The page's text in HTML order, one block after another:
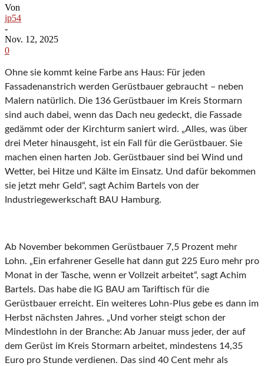
Von
jp54
-
Nov. 12, 2025
0
Ohne sie kommt keine Farbe ans Haus: Für jeden
Fassadenanstrich werden Gerüstbauer gebraucht – neben
Malern natürlich. Die 136 Gerüstbauer im Kreis Stormarn
sind auch dabei, wenn das Dach neu gedeckt, die Fassade
gedämmt oder der Kirchturm saniert wird. „Alles, was über
drei Meter hinausgeht, ist ein Fall für die Gerüstbauer. Sie
machen einen harten Job. Gerüstbauer sind bei Wind und
Wetter, bei Hitze und Kälte im Einsatz. Und dafür bekommen
sie jetzt mehr Geld“, sagt Achim Bartels von der
Industriegewerkschaft BAU Hamburg.
Ab November bekommen Gerüstbauer 7,5 Prozent mehr
Lohn. „Ein erfahrener Geselle hat dann gut 225 Euro mehr pro
Monat in der Tasche, wenn er Vollzeit arbeitet“, sagt Achim
Bartels. Das habe die IG BAU am Tariftisch für die
Gerüstbauer erreicht. Ein weiteres Lohn-Plus gebe es dann im
Herbst nächsten Jahres. „Und vorher steigt schon der
Mindestlohn in der Branche: Ab Januar muss jeder, der auf
dem Gerüst im Kreis Stormarn arbeitet, mindestens 14,35
Euro pro Stunde verdienen. Das sind 40 Cent mehr als